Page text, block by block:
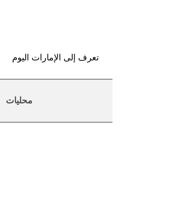
تعرف إلى الإمارات اليوم
محليات